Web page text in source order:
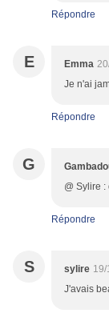
Répondre
E Emma
Je n'ai
Répondre
G
@ Sylire
Répondre
S sylire 19/
J'avais